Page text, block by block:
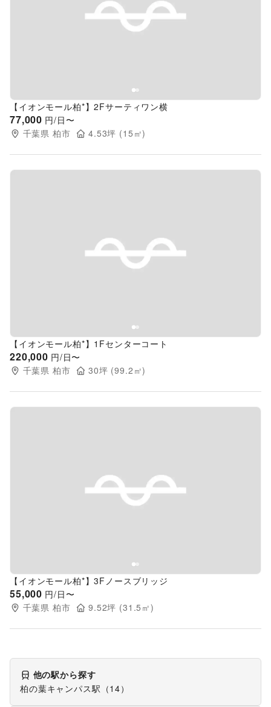
Previous slide
【イオンモール柏*】2Fサーティワン横
77,000 円/日〜
千葉県 柏市 4.53坪 (15 ㎡)
Previous slide
【イオンモール柏*】1Fセンターコート
220,000 円/日〜
千葉県 柏市 30坪 (99.2 ㎡)
Previous slide
【イオンモール柏*】3Fノースブリッジ
55,000 円/日〜
千葉県 柏市 9.52坪 (31.5 ㎡)
他の駅から探す
柏の葉キャンパス駅 （14）